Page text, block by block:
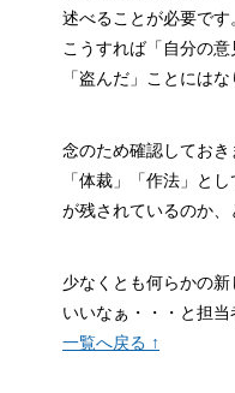
述べることが必要です
こうすれば「自分の
「盗んだ」ことにはな
念のため確認してお
「体裁」「作法」と
が残されているのか、
少なくとも何らかの
いいなぁ・・・と担当
一覧へ戻る ↑